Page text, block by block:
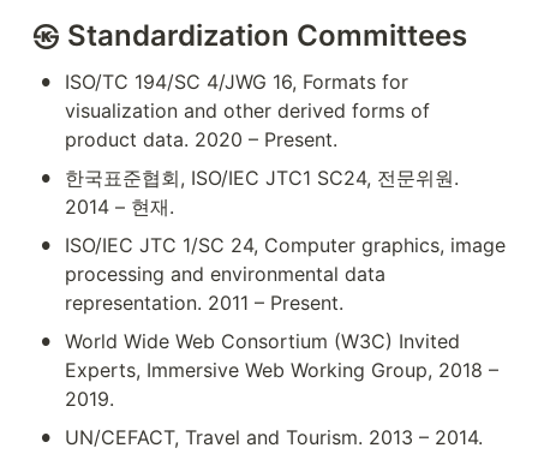
㉿ Standardization Committees
•
ISO/TC 194/SC 4/JWG 16, Formats for
visualization and other derived forms of
product data. 2020 – Present.
•
한국표준협회, ISO/IEC JTC1 SC24, 전문위원.
2014 – 현재.
•
ISO/IEC JTC 1/SC 24, Computer graphics, image
processing and environmental data
representation. 2011 – Present.
• World Wide Web Consortium (W3C) Invited
Experts, Immersive Web Working Group, 2018 –
2019.
• UN/CEFACT, Travel and Tourism. 2013 – 2014.